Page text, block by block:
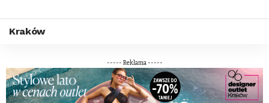
Kraków
----- Reklama -----